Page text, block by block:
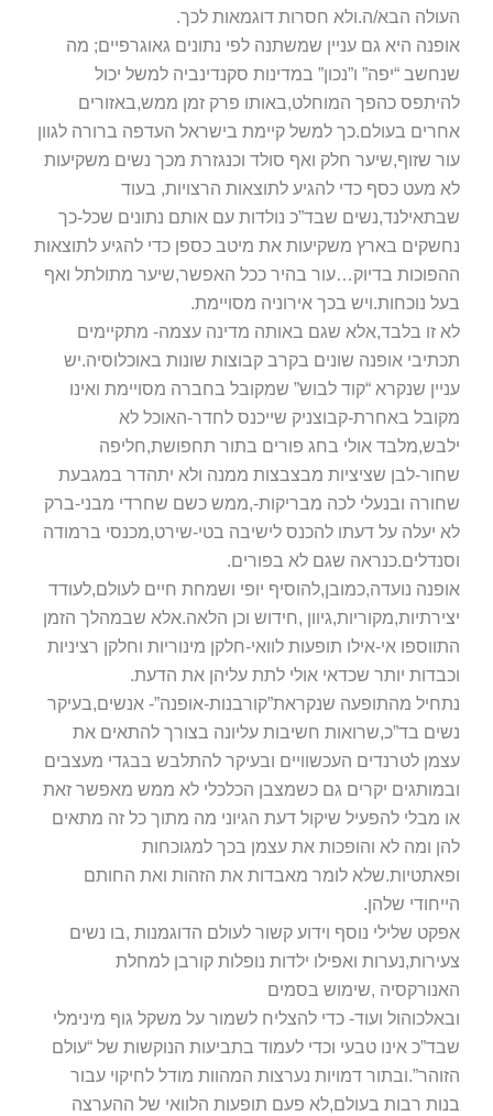
העולה הבא/ה.ולא חסרות דוגמאות לכך.
אופנה היא גם עניין שמשתנה לפי נתונים גאוגרפיים; מה
שנחשב “יפה” ו”נכון” במדינות סקנדינביה למשל יכול
להיתפס כהפך המוחלט,באותו פרק זמן ממש,באזורים
אחרים בעולם.כך למשל קיימת בישראל העדפה ברורה לגוון
עור שזוף,שיער חלק ואף סולד וכנגזרת מכך נשים משקיעות
לא מעט כסף כדי להגיע לתוצאות הרצויות, בעוד
שבתאילנד,נשים שבד”כ נולדות עם אותם נתונים שכל-כך
נחשקים בארץ משקיעות את מיטב כספן כדי להגיע לתוצאות
ההפוכות בדיוק…עור בהיר ככל האפשר,שיער מתולתל ואף
בעל נוכחות.ויש בכך אירוניה מסויימת.
לא זו בלבד,אלא שגם באותה מדינה עצמה- מתקיימים
תכתיבי אופנה שונים בקרב קבוצות שונות באוכלוסיה.יש
עניין שנקרא “קוד לבוש” שמקובל בחברה מסויימת ואינו
מקובל באחרת-קבוצניק שייכנס לחדר-האוכל לא
ילבש,מלבד אולי בחג פורים בתור תחפושת,חליפה
שחור-לבן שציציות מבצבצות ממנה ולא יתהדר במגבעת
שחורה ובנעלי לכה מבריקות-,ממש כשם שחרדי מבני-ברק
לא יעלה על דעתו להכנס לישיבה בטי-שירט,מכנסי ברמודה
וסנדלים.כנראה שגם לא בפורים.
אופנה נועדה,כמובן,להוסיף יופי ושמחת חיים לעולם,לעודד
יצירתיות,מקוריות,גיוון ,חידוש וכן הלאה.אלא שבמהלך הזמן
התווספו אי-אילו תופעות לוואי-חלקן מינוריות וחלקן רציניות
וכבדות יותר שכדאי אולי לתת עליהן את הדעת.
נתחיל מהתופעה שנקראת”קורבנות-אופנה”- אנשים,בעיקר
נשים בד”כ,שרואות חשיבות עליונה בצורך להתאים את
עצמן לטרנדים העכשוויים ובעיקר להתלבש בבגדי מעצבים
ובמותגים יקרים גם כשמצבן הכלכלי לא ממש מאפשר זאת
או מבלי להפעיל שיקול דעת הגיוני מה מתוך כל זה מתאים
להן ומה לא והופכות את עצמן בכך למגוכחות
ופאתטיות.שלא לומר מאבדות את הזהות ואת החותם
הייחודי שלהן.
אפקט שלילי נוסף וידוע קשור לעולם הדוגמנות ,בו נשים
צעירות,נערות ואפילו ילדות נופלות קורבן למחלת
האנורקסיה ,שימוש בסמים
ובאלכוהול ועוד- כדי להצליח לשמור על משקל גוף מינימלי
שבד”כ אינו טבעי וכדי לעמוד בתביעות הנוקשות של “עולם
הזוהר”.ובתור דמויות נערצות המהוות מודל לחיקוי עבור
בנות רבות בעולם,לא פעם תופעות הלוואי של ההערצה